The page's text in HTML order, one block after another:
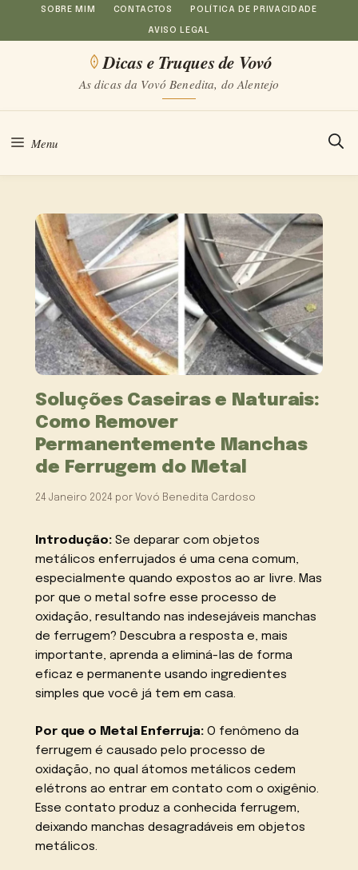
Saltar
para
conteúdo
SOBRE MIM CONTACTOS POLÍTICA DE PRIVACIDADE
AVISO LEGAL
Dicas e Truques de Vovó
As dicas da Vovó Benedita, do Alentejo
Menu
Soluções Caseiras e Naturais:
Como Remover
Permanentemente Manchas
de Ferrugem do Metal
24 Janeiro 2024 por Vovó Benedita Cardoso
Introdução: Se deparar com objetos
metálicos enferrujados é uma cena comum,
especialmente quando expostos ao ar livre. Mas
por que o metal sofre esse processo de
oxidação, resultando nas indesejáveis manchas
de ferrugem? Descubra a resposta e, mais
importante, aprenda a eliminá-las de forma
eficaz e permanente usando ingredientes
simples que você já tem em casa.
Por que o Metal Enferruja: O fenômeno da
ferrugem é causado pelo processo de
oxidação, no qual átomos metálicos cedem
elétrons ao entrar em contato com o oxigênio.
Esse contato produz a conhecida ferrugem,
deixando manchas desagradáveis em objetos
metálicos.